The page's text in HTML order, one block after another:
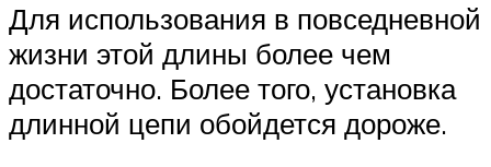
Для использования в повседневной
жизни этой длины более чем
достаточно. Более того, установка
длинной цепи обойдется дороже.